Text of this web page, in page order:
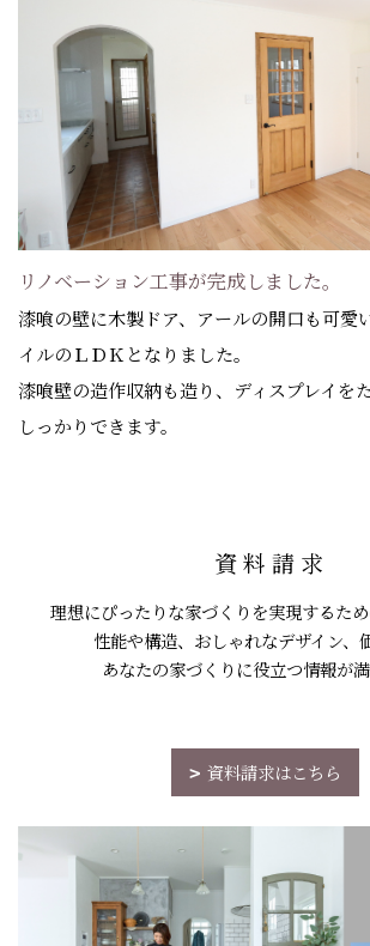
リノベーション工事が完成しました。
漆喰の壁に木製ドア、アールの開口も可愛
イルのＬＤＫとなりました。
漆喰壁の造作収納も造り、ディスプレイを
しっかりできます。
資 料 請 求
理想にぴったりな家づくりを実現するた
性能や構造、おしゃれなデザイン、
あなたの家づくりに役立つ情報が満
資料請求はこちら